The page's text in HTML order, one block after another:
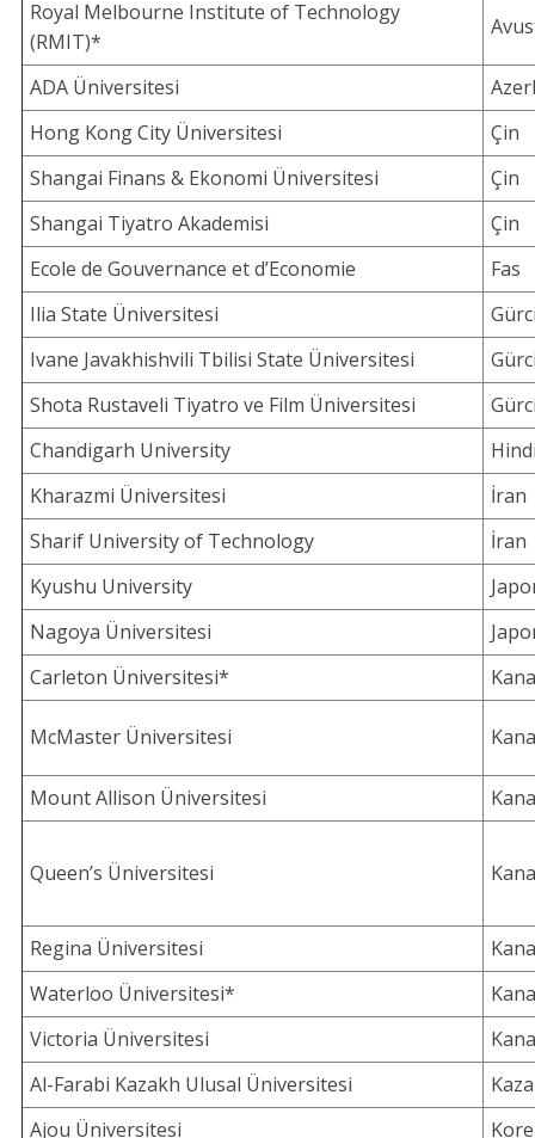
Royal Melbourne Institute of Technology
(RMIT)*
ADA Üniversitesi
Hong Kong City Üniversitesi
Çin
Shangai Finans & Ekonomi Üniversitesi
Çin
Shangai Tiyatro Akademisi
Çin
Ecole de Gouvernance et d’Economie
Fas
Ilia State Üniversitesi
Ivane Javakhishvili Tbilisi State Üniversitesi
Shota Rustaveli Tiyatro ve Film Üniversitesi
Chandigarh University
Kharazmi Üniversitesi
İran
Sharif University of Technology
İran
Kyushu University
Nagoya Üniversitesi
Carleton Üniversitesi*
McMaster Üniversitesi
Mount Allison Üniversitesi
Queen’s Üniversitesi
Regina Üniversitesi
Waterloo Üniversitesi*
Victoria Üniversitesi
Al-Farabi Kazakh Ulusal Üniversitesi
Ajou Üniversitesi
Kore